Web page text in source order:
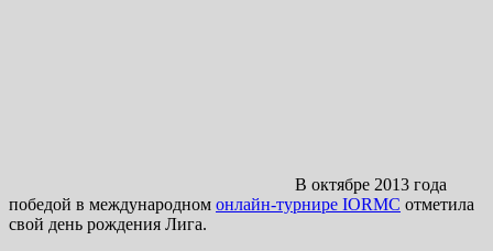
В октябре 2013 года
победой в международном онлайн-турнире IORMC отметила
свой день рождения Лига.